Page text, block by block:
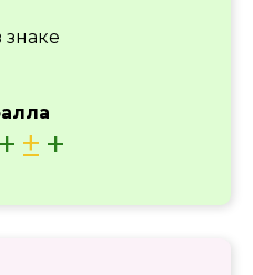
знаке
+ ± +